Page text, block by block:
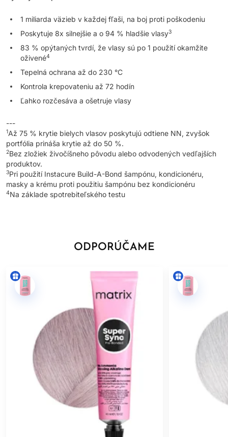
1 miliarda väzieb v každej fľaši, na boj proti poškodeniu
Poskytuje 8x silnejšie a o 94 % hladšie vlasy3
83 % opýtaných tvrdí, že vlasy sú po 1 použití okamžite
oživené4
Tepelná ochrana až do 230 °C
Kontrola krepovateniu až 72 hodín
Ľahko rozčesáva a ošetruje vlasy
---
1Až 75 % krytie bielych vlasov poskytujú odtiene NN, zvyšok
portfólia prináša krytie až do 50 %.
2Bez zložiek živočíšneho pôvodu alebo odvodených vedľajších
produktov.
3Pri použití Instacure Build-A-Bond šampónu, kondicionéru,
masky a krému proti použitiu šampónu bez kondicionéru
4Na základe spotrebiteľského testu
ODPORÚČAME